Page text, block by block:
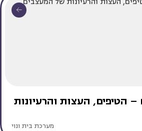
– הטיפים, העצות והרעיונות
מערכת בית ונוי